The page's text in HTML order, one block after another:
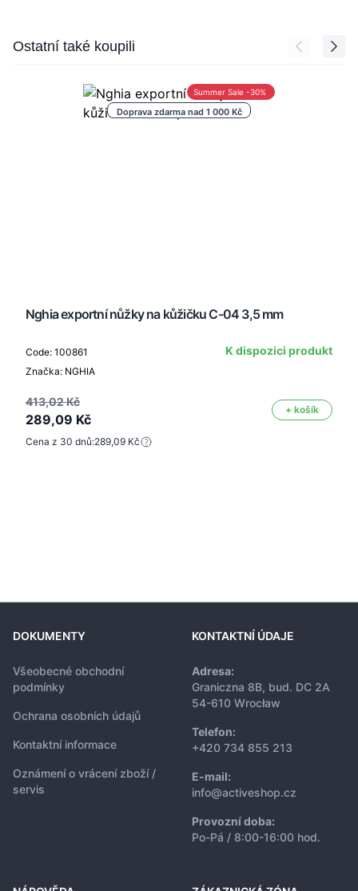
Press to skip carousel
Ostatní také koupili
Doprava zdarma nad 1 000 Kč
Summer Sale -30%
Nghia exportní nůžky na kůžičku C-04 3,5 mm
Code: 100861
Značka: NGHIA
K dispozici produkt
413,02 Kč
289,09 Kč
+ košík
Cena z 30 dnů:289,09 Kč
DOKUMENTY
Všeobecné obchodní
podmínky
Ochrana osobních údajů
Kontaktní informace
Oznámení o vrácení zboží /
servis
KONTAKTNÍ ÚDAJE
Adresa:
Graniczna 8B, bud. DC 2A
54-610 Wrocław
Telefon:
+420 734 855 213
E-mail:
info@activeshop.cz
Provozní doba:
Po-Pá / 8:00-16:00 hod.